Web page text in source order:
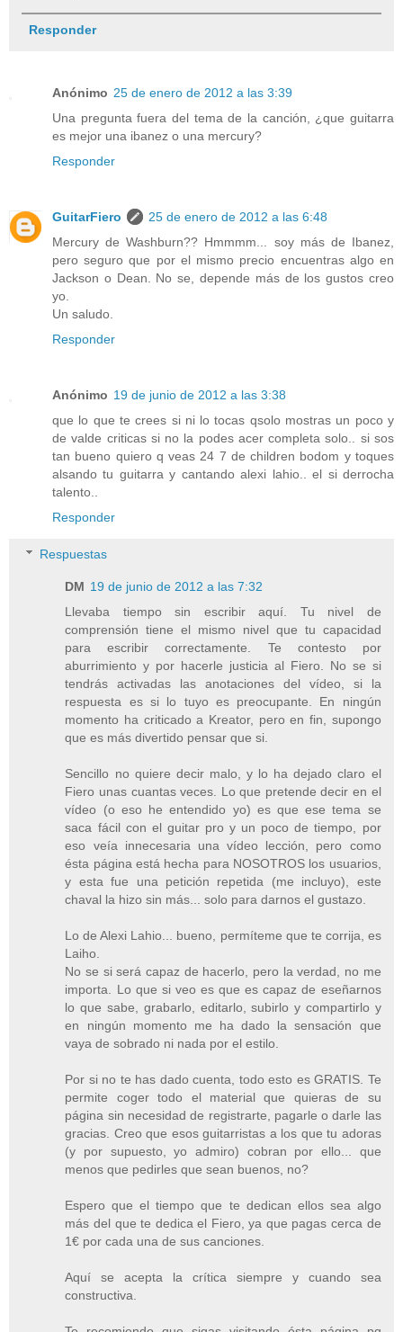
Responder
Anónimo 25 de enero de 2012 a las 3:39
Una pregunta fuera del tema de la canción, ¿que guitarra
es mejor una ibanez o una mercury?
Responder
GuitarFiero
25 de enero de 2012 a las 6:48
Mercury de Washburn?? Hmmmm... soy más de Ibanez,
pero seguro que por el mismo precio encuentras algo en
Jackson o Dean. No se, depende más de los gustos creo
yo.
Un saludo.
Responder
Anónimo 19 de junio de 2012 a las 3:38
que lo que te crees si ni lo tocas qsolo mostras un poco y
de valde criticas si no la podes acer completa solo.. si sos
tan bueno quiero q veas 24 7 de children bodom y toques
alsando tu guitarra y cantando alexi lahio.. el si derrocha
talento..
Responder
Respuestas
DM 19 de junio de 2012 a las 7:32
Llevaba tiempo sin escribir aquí. Tu nivel de
comprensión tiene el mismo nivel que tu capacidad
para escribir correctamente. Te contesto por
aburrimiento y por hacerle justicia al Fiero. No se si
tendrás activadas las anotaciones del vídeo, si la
respuesta es si lo tuyo es preocupante. En ningún
momento ha criticado a Kreator, pero en fin, supongo
que es más divertido pensar que si.
Sencillo no quiere decir malo, y lo ha dejado claro el
Fiero unas cuantas veces. Lo que pretende decir en el
vídeo (o eso he entendido yo) es que ese tema se
saca fácil con el guitar pro y un poco de tiempo, por
eso veía innecesaria una vídeo lección, pero como
ésta página está hecha para NOSOTROS los usuarios,
y esta fue una petición repetida (me incluyo), este
chaval la hizo sin más... solo para darnos el gustazo.
Lo de Alexi Lahio... bueno, permíteme que te corrija, es
Laiho.
No se si será capaz de hacerlo, pero la verdad, no me
importa. Lo que si veo es que es capaz de eseñarnos
lo que sabe, grabarlo, editarlo, subirlo y compartirlo y
en ningún momento me ha dado la sensación que
vaya de sobrado ni nada por el estilo.
Por si no te has dado cuenta, todo esto es GRATIS. Te
permite coger todo el material que quieras de su
página sin necesidad de registrarte, pagarle o darle las
gracias. Creo que esos guitarristas a los que tu adoras
(y por supuesto, yo admiro) cobran por ello... que
menos que pedirles que sean buenos, no?
Espero que el tiempo que te dedican ellos sea algo
más del que te dedica el Fiero, ya que pagas cerca de
1€ por cada una de sus canciones.
Aquí se acepta la crítica siempre y cuando sea
constructiva.